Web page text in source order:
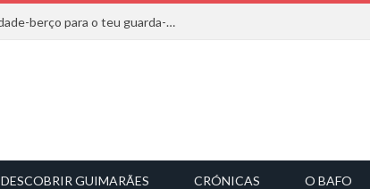
20 marcas que saem diretamente da cidade-berço para o teu guarda-roupa
DESCOBRIR GUIMARÃES CRÓNICAS O BAFO